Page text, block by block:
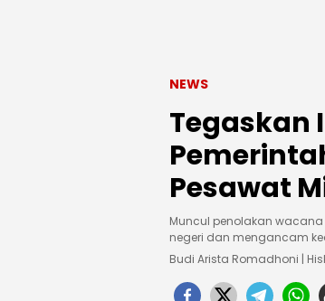
NEWS
Tegaskan
Pesawat
Muncul penolakan wacana
negeri dan mengancam
Budi Arista Romadhoni |